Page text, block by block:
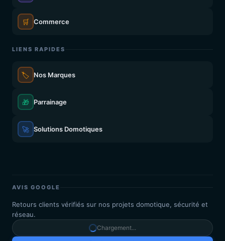
🛒 Commerce
LIENS RAPIDES
🏷️ Nos Marques
🎁 Parrainage
🚀 Solutions Domotiques
AVIS GOOGLE
Retours clients vérifiés sur nos projets domotique, sécurité et
réseau.
Chargement...